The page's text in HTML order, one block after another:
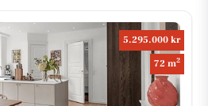
5.295.000 kr
72 m2